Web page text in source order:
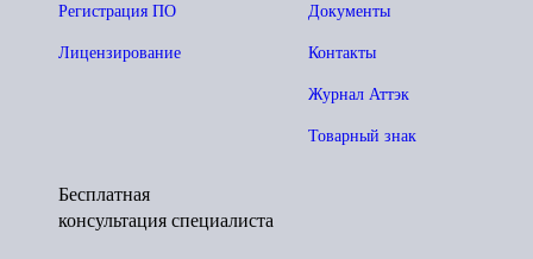
Документы
Контакты
Журнал Аттэк
Товарный знак
Регистрация ПО
Лицензирование
Бесплатная
консультация специалиста